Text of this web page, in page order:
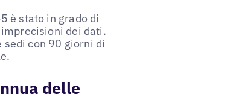
è stato in grado di
dei dati.
con 90 giorni di
delle